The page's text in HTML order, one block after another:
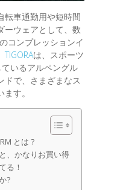
転車通勤用や短時間
ーウェアとして、数
のコンプレッションイ
TIGORAは、スポーツ
いるアルペングル
ドで、さまざまなス
す。
とは ?
、かなりお買い得
る！
?